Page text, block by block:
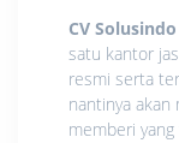
CV
satu kantor
resmi serta
nantinya akan
memberi